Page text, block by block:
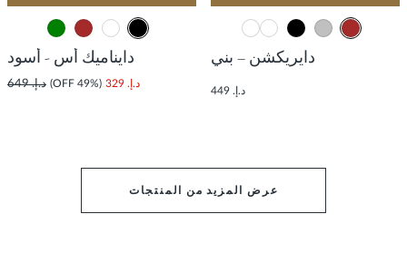
دايريكشن – بني
د.إ. 449
دايناميك أس - أسود
د.إ. 329 (49% OFF) د.إ. 649
عرض المزيد من المنتجات